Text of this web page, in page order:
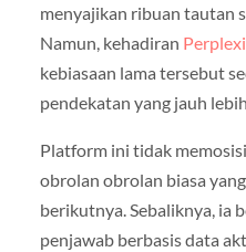
menyajikan ribuan tautan
Namun, kehadiran
kebiasaan lama tersebut
pendekatan yang jauh
Platform ini tidak
obrolan obrolan biasa
berikutnya. Sebaliknya, ia
penjawab berbasis data